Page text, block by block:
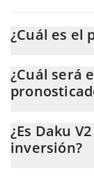
¿Cuál es el
capitalización de
¿Cuál será
$0,002545481 a
¿Es Daku
inversión?